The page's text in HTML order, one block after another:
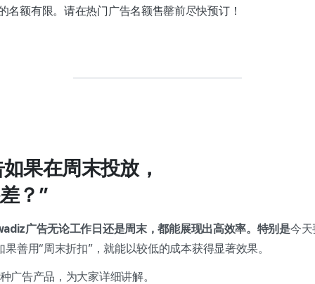
名额有限。请在热门广告名额售罄前尽快预订！
果在周末投放，
？”
广告无论工作日还是周末，都能展现出高效率。特别是今天
善用“周末折扣”，就能以较低的成本获得显著效果。
广告产品，为大家详细讲解。